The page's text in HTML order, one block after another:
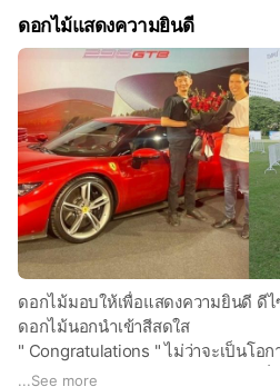
ดอกไม้แสดงความยินดี
ดอกไม้มอบให้เพื่อแสดงความยินดี ดี
ดอกไม้นอกนำเข้าสีสดใส
" Congratulations " ไม่ว่าจะเป็นโอ
ใหม่ ต้อนรับคนพิเศษ หรือในโอกาสที่
...See more